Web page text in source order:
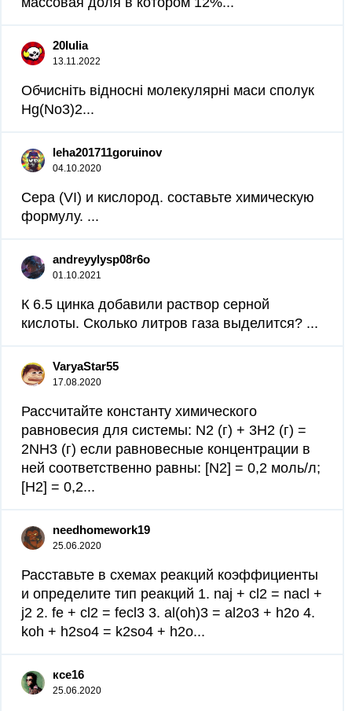
20Iulia
13.11.2022
Обчисніть відносні молекулярні маси сполук
Hg(No3)2​...
leha201711goruinov
04.10.2020
Сера (VI) и кислород. составьте химическую
формулу. ​...
andreyylysp08r6o
01.10.2021
К 6.5 цинка добавили раствор серной
кислоты. Сколько литров газа выделится? ​...
VaryaStar55
17.08.2020
Рассчитайте константу химического
равновесия для системы: N2 (г) + 3H2 (г) =
2NH3 (г) если равновесные концентрации в
ней соответственно равны: [N2] = 0,2 моль/л;
[Н2] = 0,2...
needhomework19
25.06.2020
Расставьте в схемах реакций коэффициенты
и определите тип реакций 1. naj + cl2 = nacl +
j2 2. fe + cl2 = fecl3 3. al(oh)3 = al2o3 + h2o 4.
koh + h2so4 = k2so4 + h2o...
ксе16
25.06.2020